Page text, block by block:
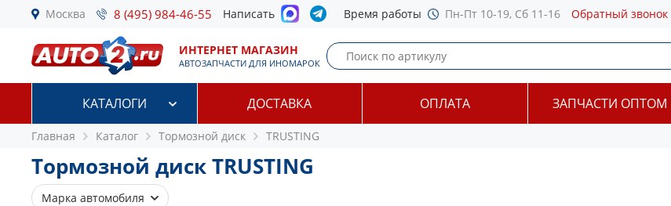
Москва 8 (495) 984-46-55 Написать Время работы Пн-Пт 10-19, Сб 11-16 Обратный звонок
ИНТЕРНЕТ МАГАЗИН
АВТОЗАПЧАСТИ ДЛЯ ИНОМАРОК
КАТАЛОГИ ДОСТАВКА ОПЛАТА ЗАПЧАСТИ ОПТОМ
Главная Каталог Тормозной диск TRUSTING
Тормозной диск TRUSTING
Марка автомобиля